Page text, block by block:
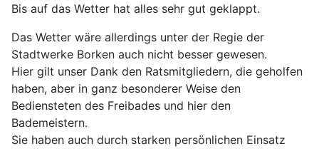
Bis auf das Wetter hat alles sehr gut geklappt.
Das Wetter wäre allerdings unter der Regie der
Stadtwerke Borken auch nicht besser gewesen.
Hier gilt unser Dank den Ratsmitgliedern, die geholfen
haben, aber in ganz besonderer Weise den
Bediensteten des Freibades und hier den
Bademeistern.
Sie haben auch durch starken persönlichen Einsatz